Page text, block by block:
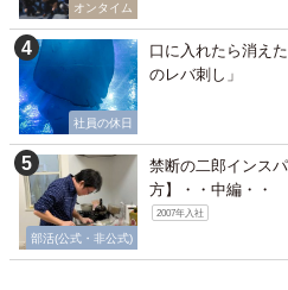
オンタイム
社員の休日
口に入れたら消え
のレバ刺し」
部活(公式・非公式)
禁断の二郎インス
方】・・中編・・
2007年入社